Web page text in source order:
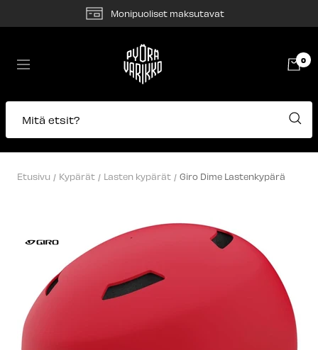
Monipuoliset maksutavat
Navigaatio
Pyörävarikko
0
Mitä etsit?
Etusivu Kypärät Lasten kypärät Giro Dime Lastenkypärä